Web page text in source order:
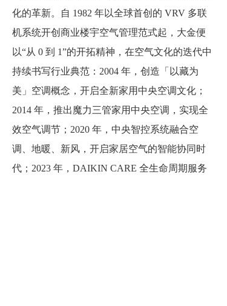
化的革新。自 1982 年以全球首创的 VRV 多联
机系统开创商业楼宇空气管理范式起，大金便
以“从 0 到 1”的开拓精神，在空气文化的迭代中
持续书写行业典范：2004 年，创造「以藏为
美」空调概念，开启全新家用中央空调文化；
2014 年，推出魔力三管家用中央空调，实现全
效空气调节；2020 年，中央智控系统融合空
调、地暖、新风，开启家居空气的智能协同时
代；2023 年，DAIKIN CARE 全生命周期服务